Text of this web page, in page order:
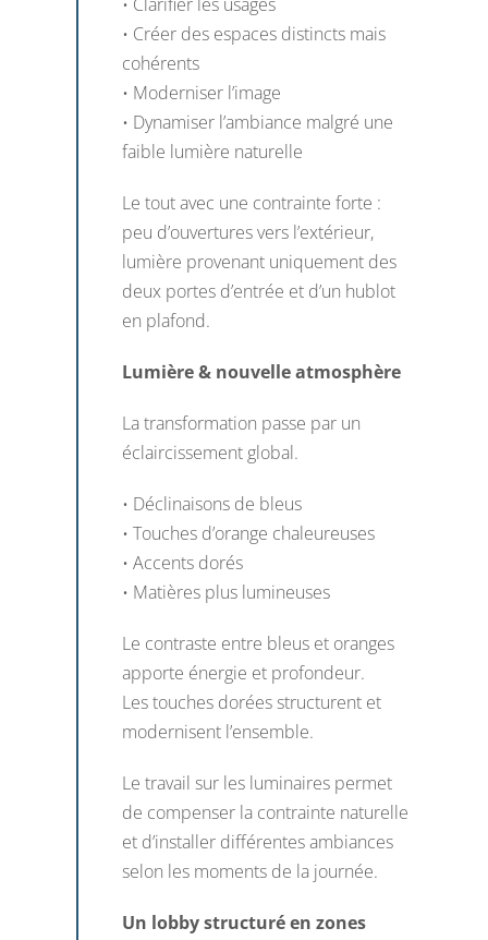
• Créer des espaces distincts mais
cohérents
• Moderniser l’image
• Dynamiser l’ambiance malgré une
faible lumière naturelle
Le tout avec une contrainte forte :
peu d’ouvertures vers l’extérieur,
lumière provenant uniquement des
deux portes d’entrée et d’un hublot
en plafond.
Lumière & nouvelle atmosphère
La transformation passe par un
éclaircissement global.
• Déclinaisons de bleus
• Touches d’orange chaleureuses
• Accents dorés
• Matières plus lumineuses
Le contraste entre bleus et oranges
apporte énergie et profondeur.
Les touches dorées structurent et
modernisent l’ensemble.
Le travail sur les luminaires permet
de compenser la contrainte naturelle
et d’installer différentes ambiances
selon les moments de la journée.
Un lobby structuré en zones